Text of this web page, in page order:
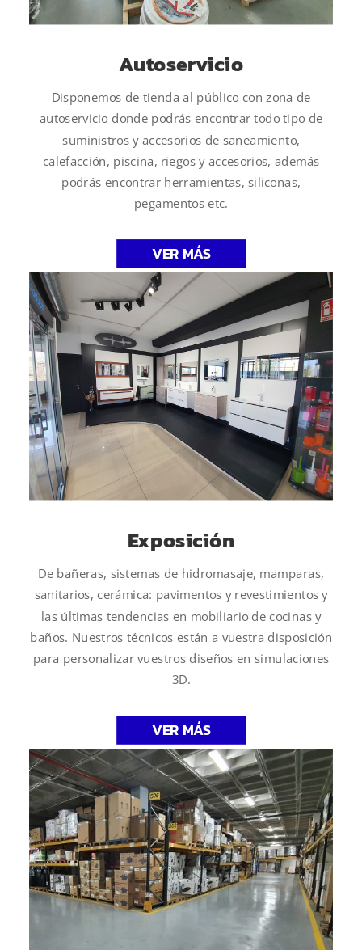
Autoservicio
Disponemos de tienda al público con zona de
autoservicio donde podrás encontrar todo tipo de
suministros y accesorios de saneamiento,
calefacción, piscina, riegos y accesorios, además
podrás encontrar herramientas, siliconas,
pegamentos etc.
VER MÁS
Exposición
De bañeras, sistemas de hidromasaje, mamparas,
sanitarios, cerámica: pavimentos y revestimientos y
las últimas tendencias en mobiliario de cocinas y
baños. Nuestros técnicos están a vuestra disposición
para personalizar vuestros diseños en simulaciones
3D.
VER MÁS